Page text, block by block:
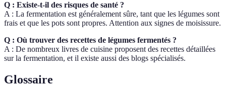
Q : Existe-t-il des risques de santé ?
A : La fermentation est généralement sûre, tant que les légumes sont
frais et que les pots sont propres. Attention aux signes de moisissure.
Q : Où trouver des recettes de légumes fermentés ?
A : De nombreux livres de cuisine proposent des recettes détaillées
sur la fermentation, et il existe aussi des blogs spécialisés.
Glossaire